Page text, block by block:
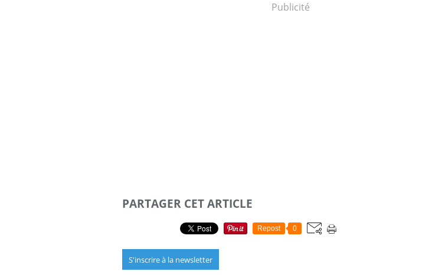
Publicité
PARTAGER CET ARTICLE
Repost 0
S'inscrire à la newsletter